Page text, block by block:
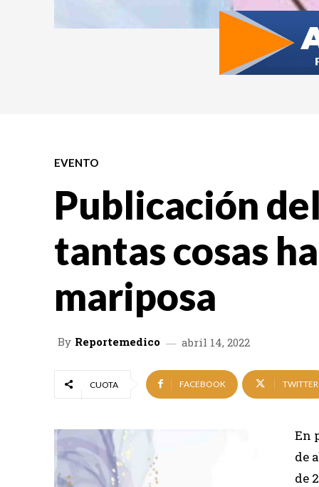
EVENTO
Publicación
tantas cosas
mariposa
By Reportemedico abril 14, 2022
CUOTA FACEBOOK TWITTER
En
de
de